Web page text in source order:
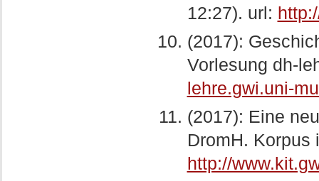
12:27). url:
(2017):
Vorlesung dh-
lehre.gwi.uni-
(2017): Eine
DromH. Korpus
http://